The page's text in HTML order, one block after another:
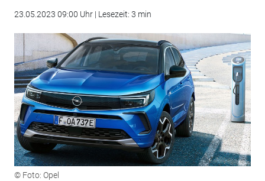
23.05.2023 09:00 Uhr | Lesezeit: 3 min
© Foto: Opel